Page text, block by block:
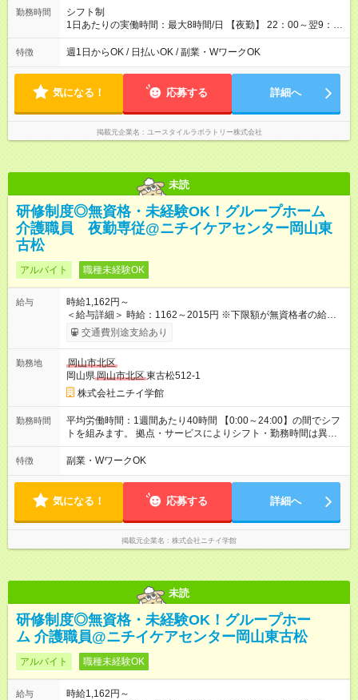
勤務時間
シフト制
1日あたりの実働時間：最大8時間/日 【夜勤】 22：00～翌9：
00 ※週1日～OK ／ 夜勤専従 ＊＊ 勤務時間例 ＊＊ ■22時か
ら翌7時 ■23時から翌8時 ■24時から翌9時 など ※上記の時間
ます。 ※曜日固定（毎週同じ曜日での勤務となります）
特徴 週1日からOK / 日払いOK / 副業・WワークOK
気になる！ 応募する 詳細へ
掲載元企業名 ユースタイルラボラトリー株式会社
未読
研修制度◎無資格・未経験OK！グループホーム
介護職員 夜勤専従@ニチイケアセンター岡山東
古松
アルバイト 職種未経験OK
給与
時給1,162円～
＜給与詳細＞ 時給：1162～2015円 ※下限額が無資格者の給与
です。 【試用期間】試用期間あり 試用期間の長さ：3ヶ月 雇用
形態、給与は本採用時と同じです。
交通費別途支給あり
勤務地
岡山市北区
岡山県岡山市北区東古松512-1
株式会社ニチイ学館
勤務時間
平均労働時間：1週間あたり40時間 【0:00～24:00】の間でシフ
トを組みます。 拠点・サービスによりシフト・勤務時間は異な
ります。 ＜シフト例＞ 早番：7:30～16:30 日勤：9:00～18:00
遅番：10:30～19:30 夜勤：16:30～翌9:30 ※上記は一例です。
たり40時間 【0:00～24:00】の間でシフトを組みます。 拠点・
サービスによりシフト・勤務時間は異なります。 ＜シフト例＞
早番：7:30～16:30 日勤：9:00～18:00 遅番：10:30～19:30 夜
勤：16:30～翌9:30 ※上記は一例です。 ※勤務日数や時間帯はご
相談ください。
特徴 副業・WワークOK
気になる！ 応募する 詳細へ
掲載元企業名 株式会社ニチイ学館
未読
研修制度◎無資格・未経験OK！グループホー
ム 介護職員@ニチイケアセンター岡山東古松
アルバイト 職種未経験OK
給与
時給1,162円～